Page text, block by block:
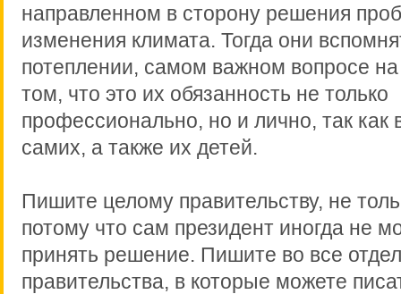
направленном в сторону решения
изменения климата. Тогда они
потеплении, самом важном вопросе на
том, что это их обязанность не только
профессионально, но и лично, так как
самих, а также их детей.
Пишите целому правительству, не
потому что сам президент иногда не
принять решение. Пишите во все
правительства, в которые можете